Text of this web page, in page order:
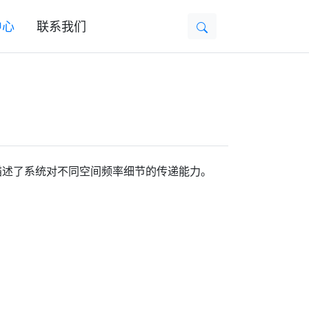
联系我们
系统对不同空间频率细节的传递能力。